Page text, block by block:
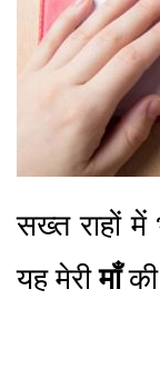
सख्त राहों
यह मेरीमाँ